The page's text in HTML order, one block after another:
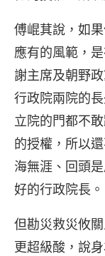
傅崐萁說，如
應有的風範，
謝主席及朝野
行政院兩院的
立院的門都不
的授權，所以
海無涯、回頭
好的行政院長。
但勘災救災攸
更超級酸，說